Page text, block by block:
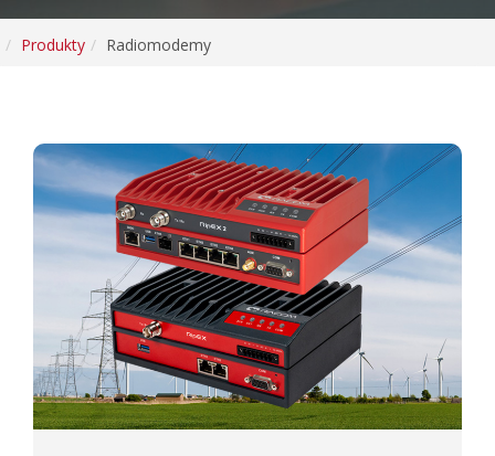
Produkty Radiomodemy